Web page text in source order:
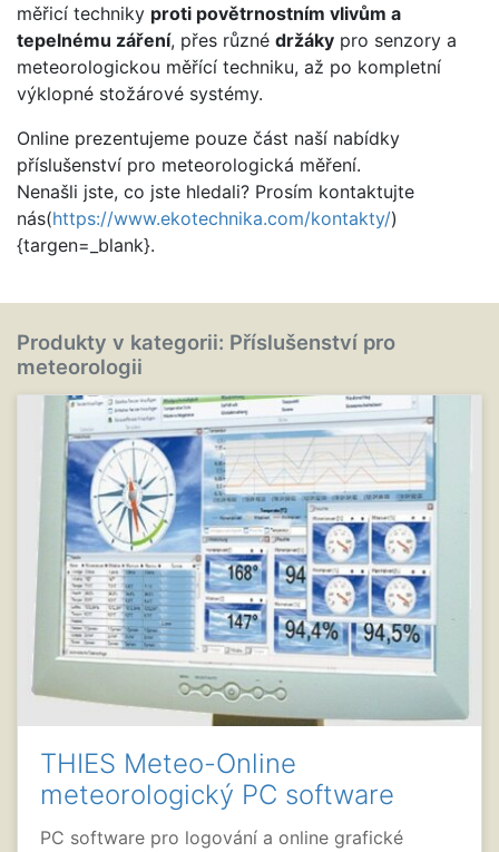
měřicí techniky proti povětrnostním vlivům a
tepelnému záření, přes různé držáky pro senzory a
meteorologickou měřící techniku, až po kompletní
výklopné stožárové systémy.
Online prezentujeme pouze část naší nabídky
příslušenství pro meteorologická měření.
Nenašli jste, co jste hledali? Prosím kontaktujte
nás(https://www.ekotechnika.com/kontakty/)
{targen=_blank}.
Produkty v kategorii: Příslušenství pro
meteorologii
THIES Meteo-Online
meteorologický PC software
PC software pro logování a online grafické